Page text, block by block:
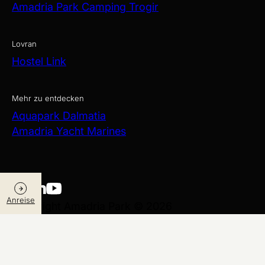
Anreise
Amadria Park Camping Trogir
Lovran
Hostel Link
Mehr zu entdecken
Aquapark Dalmatia
Amadria Yacht Marines
Copyright Amadria Park © 2026